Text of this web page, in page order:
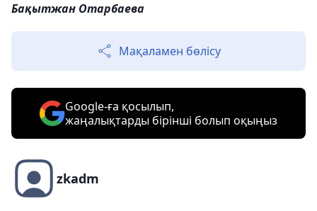
Бақытжан Отарбаева
Мақаламен бөлісу
Google-ға қосылып,
жаңалықтарды бірінші болып оқыңыз
zkadm